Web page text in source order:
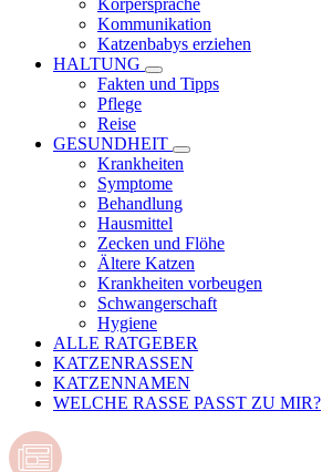
Körpersprache
Kommunikation
Katzenbabys erziehen
HALTUNG
Fakten und Tipps
Pflege
Reise
GESUNDHEIT
Krankheiten
Symptome
Behandlung
Hausmittel
Zecken und Flöhe
Ältere Katzen
Krankheiten vorbeugen
Schwangerschaft
Hygiene
ALLE RATGEBER
KATZENRASSEN
KATZENNAMEN
WELCHE RASSE PASST ZU MIR?